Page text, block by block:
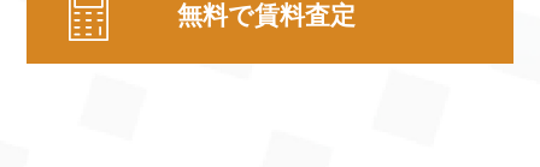
無料で賃料査定